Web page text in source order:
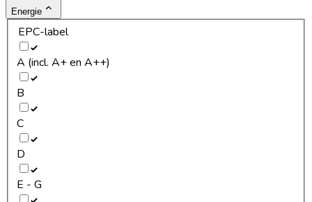
Energie
EPC-label
A (incl. A+ en A++)
B
C
D
E - G